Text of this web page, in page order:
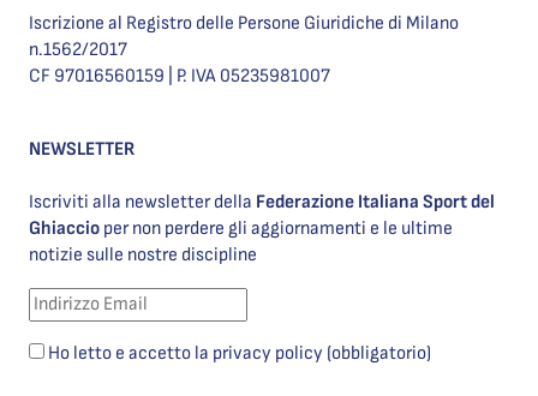
Iscrizione al Registro delle Persone Giuridiche di Milano
n.1562/2017
CF 97016560159 | P. IVA 05235981007
NEWSLETTER
Iscriviti alla newsletter della Federazione Italiana Sport del
Ghiaccio per non perdere gli aggiornamenti e le ultime
notizie sulle nostre discipline
Ho letto e accetto la privacy policy (obbligatorio)